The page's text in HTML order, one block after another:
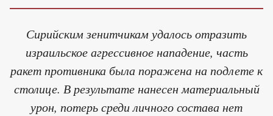
Сирийским зенитчикам удалось отразить
израильское агрессивное нападение, часть
ракет противника была поражена на подлете к
столице. В результате нанесен материальный
урон, потерь среди личного состава нет